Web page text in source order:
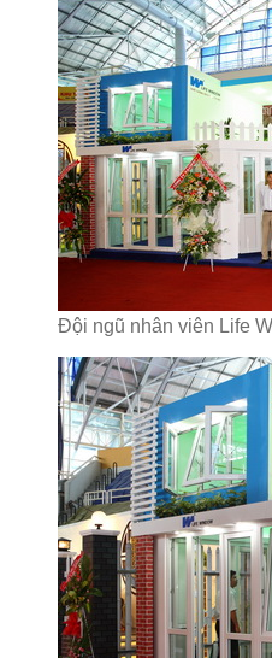
Đội ngũ nhân viên Life